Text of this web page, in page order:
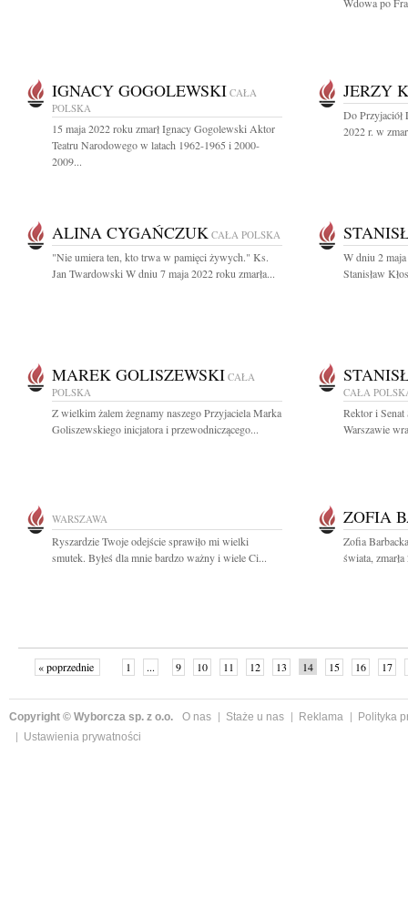
IGNACY GOGOLEWSKI CAŁA
POLSKA
15 maja 2022 roku zmarł Ignacy Gogolewski Aktor
Teatru Narodowego w latach 1962-1965 i 2000-
2009...
JERZY
Do Przyjaciół
2022 r. w
ALINA CYGAŃCZUK CAŁA POLSKA
"Nie umiera ten, kto trwa w pamięci żywych." Ks.
Jan Twardowski W dniu 7 maja 2022 roku zmarła...
W dniu 2
Stanisław
MAREK GOLISZEWSKI CAŁA
POLSKA
Z wielkim żalem żegnamy naszego Przyjaciela Marka
Goliszewskiego inicjatora i przewodniczącego...
CAŁA
Rektor i
Warszawie
WARSZAWA
Ryszardzie Twoje odejście sprawiło mi wielki
smutek. Byłeś dla mnie bardzo ważny i wiele Ci...
ZOFIA
Zofia
świata,
« poprzednie 1 ... 9 10 11 12 13 14 15 16 17
Copyright © Wyborcza sp. z o.o. O nas Staże u nas Reklama
Polityka
Ustawienia prywatności